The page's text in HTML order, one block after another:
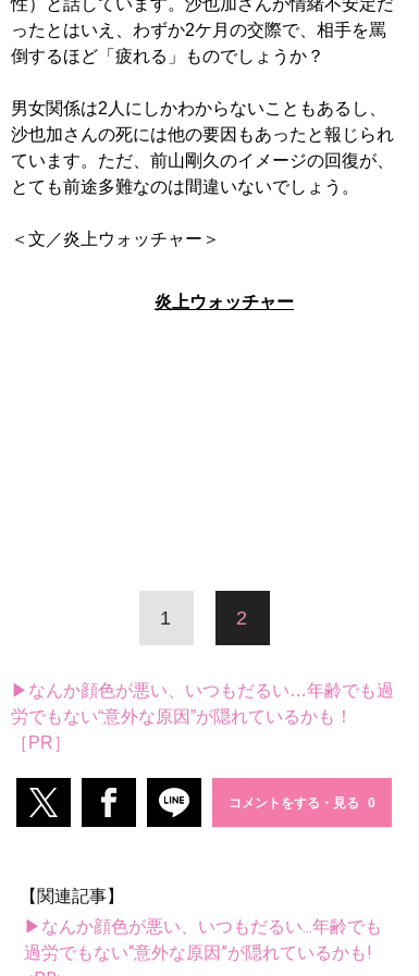
性）と話しています。沙也加さんが情緒不安定だ
ったとはいえ、わずか2ケ月の交際で、相手を罵
倒するほど「疲れる」ものでしょうか？
男女関係は2人にしかわからないこともあるし、
沙也加さんの死には他の要因もあったと報じられ
ています。ただ、前山剛久のイメージの回復が、
とても前途多難なのは間違いないでしょう。
＜文／炎上ウォッチャー＞
炎上ウォッチャー
1 2
▶なんか顔色が悪い、いつもだるい…年齢でも過
労でもない“意外な原因”が隠れているかも！
［PR］
コメントをする・見る
【関連記事】
▶なんか顔色が悪い、いつもだるい...年齢でも
過労でもない“意外な原因”が隠れているかも!